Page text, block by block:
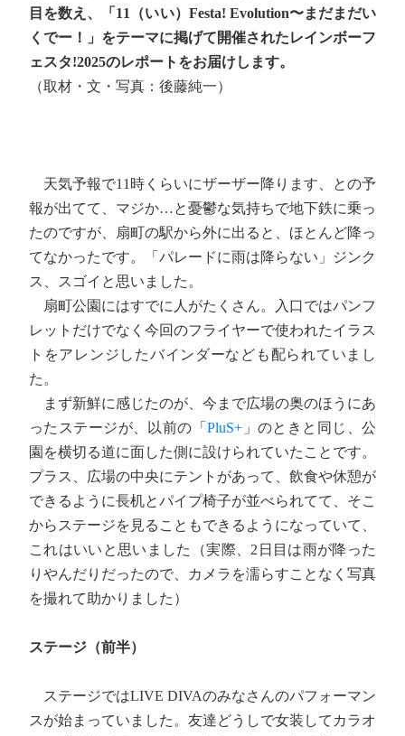
目を数え、「11（いい）Festa! Evolution〜まだまだい
くでー！」をテーマに掲げて開催されたレインボーフ
ェスタ!2025のレポートをお届けします。
（取材・文・写真：後藤純一）
天気予報で11時くらいにザーザー降ります、との予
報が出てて、マジか…と憂鬱な気持ちで地下鉄に乗っ
たのですが、扇町の駅から外に出ると、ほとんど降っ
てなかったです。「パレードに雨は降らない」ジンク
ス、スゴイと思いました。
扇町公園にはすでに人がたくさん。入口ではパンフ
レットだけでなく今回のフライヤーで使われたイラス
トをアレンジしたバインダーなども配られていまし
た。
まず新鮮に感じたのが、今まで広場の奥のほうにあ
ったステージが、以前の「PluS+ 」のときと同じ、公
園を横切る道に面した側に設けられていたことです。
プラス、広場の中央にテントがあって、飲食や休憩が
できるように長机とパイプ椅子が並べられてて、そこ
からステージを見ることもできるようになっていて、
これはいいと思いました（実際、2日目は雨が降った
りやんだりだったので、カメラを濡らすことなく写真
を撮れて助かりました）
ステージ（前半）
ステージではLIVE DIVAのみなさんのパフォーマン
スが始まっていました。友達どうしで女装してカラオ